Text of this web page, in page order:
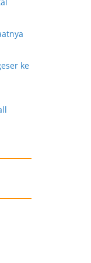
ke